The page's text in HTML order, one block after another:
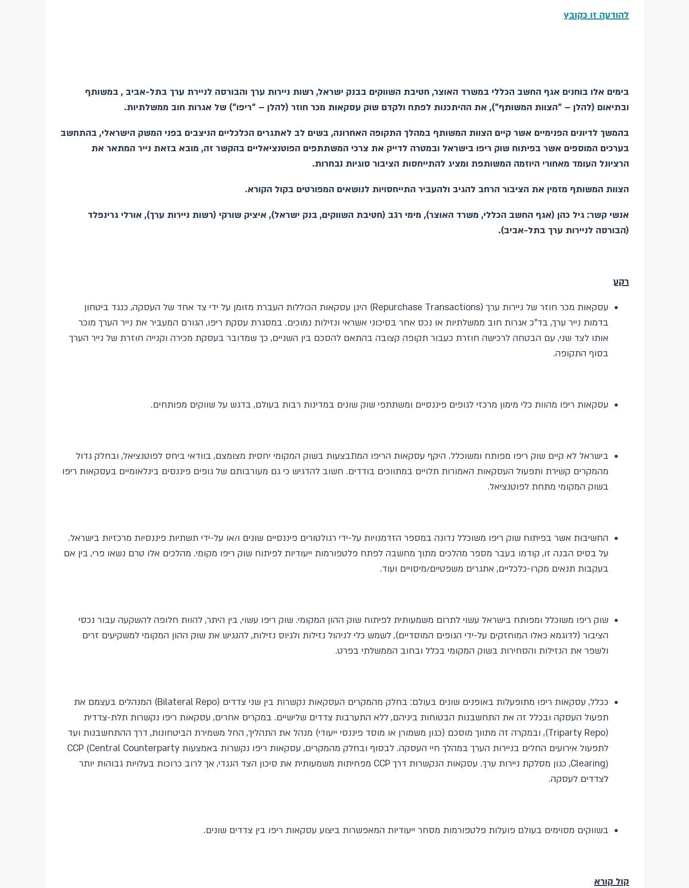
להודעה זו כקובץ
בימים אלו בוחנים אגף החשב הכללי במשרד האוצר, חטיבת השווקים בבנק ישראל, רשות ניירות ערך והבורסה לניירת ערך בתל-אביב , במשותף
ובתיאום (להלן – "הצוות המשותף"), את ההיתכנות לפתח ולקדם שוק עסקאות מכר חוזר (להלן – "ריפו") של אגרות חוב ממשלתיות.
בהמשך לדיונים הפנימיים אשר קיים הצוות המשותף במהלך התקופה האחרונה, בשים לב לאתגרים הכלכליים הניצבים בפני המשק הישראלי, בהתחשב
בערכים המוספים אשר בפיתוח שוק ריפו בישראל ובמטרה לדייק את צרכי המשתתפים הפוטנציאליים בהקשר זה, מובא בזאת נייר המתאר את
הרציונל העומד מאחורי היוזמה המשותפת ומציג להתייחסות הציבור סוגיות נבחרות.
הצוות המשותף מזמין את הציבור הרחב להגיב ולהעביר התייחסויות לנושאים המפורטים בקול הקורא.
אנשי קשר: גיל כהן (אגף החשב הכללי, משרד האוצר), מימי רגב (חטיבת השווקים, בנק ישראל), איציק שורקי (רשות ניירות ערך), אורלי גרינפלד
(הבורסה לניירות ערך בתל-אביב).
רקע
עסקאות מכר חוזר של ניירות ערך (Repurchase Transactions) הינן עסקאות הכוללות העברת מזומן על ידי צד אחד של העסקה, כנגד ביטחון
בדמות נייר ערך, בד"כ אגרות חוב ממשלתיות או נכס אחר בסיכוני אשראי ונזילות נמוכים. במסגרת עסקת ריפו, הגורם המעביר את נייר הערך מוכר
אותו לצד שני, עם הבטחה לרכישה חוזרת כעבור תקופה קצובה בהתאם להסכם בין השניים, כך שמדובר בעסקת מכירה וקנייה חוזרת של נייר הערך
בסוף התקופה.
עסקאות ריפו מהוות כלי מימון מרכזי לגופים פיננסיים ומשתתפי שוק שונים במדינות רבות בעולם, בדגש על שווקים מפותחים.
בישראל לא קיים שוק ריפו מפותח ומשוכלל. היקף עסקאות הריפו המתבצעות בשוק המקומי יחסית מצומצם, בוודאי ביחס לפוטנציאל, ובחלק גדול
מהמקרים קשירת ותפעול העסקאות האמורות תלויים במתווכים בודדים. חשוב להדגיש כי גם מעורבותם של גופים פיננסים בינלאומיים בעסקאות ריפו
בשוק המקומי מתחת לפוטנציאל.
החשיבות אשר בפיתוח שוק ריפו משוכלל נדונה במספר הזדמנויות על-ידי רגולטורים פיננסיים שונים ו/או על-ידי תשתיות פיננסיות מרכזיות בישראל.
על בסיס הבנה זו, קודמו בעבר מספר מהלכים מתוך מחשבה לפתח פלטפורמות ייעודיות לפיתוח שוק ריפו מקומי. מהלכים אלו טרם נשאו פרי, בין אם
בעקבות תנאים מקרו-כלכליים, אתגרים משפטיים/מיסויים ועוד.
שוק ריפו משוכלל ומפותח בישראל עשוי לתרום משמעותית לפיתוח שוק ההון המקומי. שוק ריפו עשוי, בין היתר, להוות חלופה להשקעה עבור נכסי
הציבור (לדוגמא כאלו המוחזקים על-ידי הגופים המוסדיים), לשמש כלי לניהול נזילות ולגיוס נזילות, להנגיש את שוק ההון המקומי למשקיעים זרים
ולשפר את הנזילות והסחירות בשוק המקומי בכלל ובחוב הממשלתי בפרט.
ככלל, עסקאות ריפו מתופעלות באופנים שונים בעולם: בחלק מהמקרים העסקאות נקשרות בין שני צדדים (Bilateral Repo) המנהלים בעצמם את
תפעול העסקה ובכלל זה את התחשבנות הבטוחות ביניהם, ללא התערבות צדדים שלישיים. במקרים אחרים, עסקאות ריפו נקשרות תלת-צדדית
(Triparty Repo), ובמקרה זה מתווך מוסכם (כגון משמורן או מוסד פיננסי ייעודי) מנהל את התהליך, החל משמירת הביטחונות, דרך ההתחשבנות ועד
לתפעול אירועים החלים בניירות הערך במהלך חיי העסקה. לבסוף ובחלק מהמקרים, עסקאות ריפו נקשרות באמצעות CCP (Central Counterparty
Clearing), כגון מסלקת ניירות ערך. עסקאות הנקשרות דרך CCP מפחיתות משמעותית את סיכון הצד הנגדי, אך לרוב כרוכות בעלויות גבוהות יותר
לצדדים לעסקה.
בשווקים מסוימים בעולם פועלות פלטפורמות מסחר ייעודיות המאפשרות ביצוע עסקאות ריפו בין צדדים שונים.
קול קורא